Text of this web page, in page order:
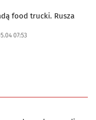
food trucki. Rusza
07:53